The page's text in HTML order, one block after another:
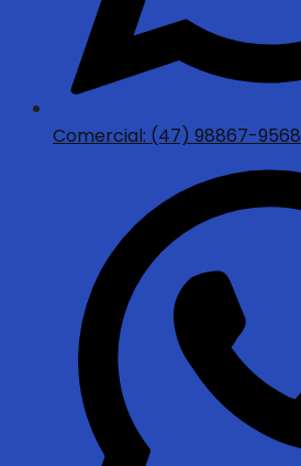
Comercial: (47) 98867-9568